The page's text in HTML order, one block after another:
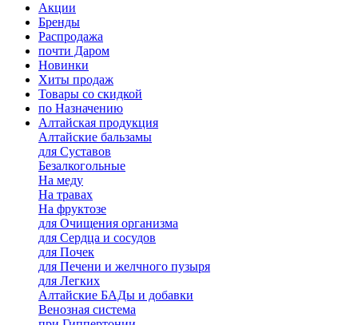
Акции
Бренды
Распродажа
почти Даром
Новинки
Хиты продаж
Товары со скидкой
по Назначению
Алтайская продукция
Алтайские бальзамы
для Суставов
Безалкогольные
На меду
На травах
На фруктозе
для Очищения организма
для Сердца и сосудов
для Почек
для Печени и желчного пузыря
для Легких
Алтайские БАДы и добавки
Венозная система